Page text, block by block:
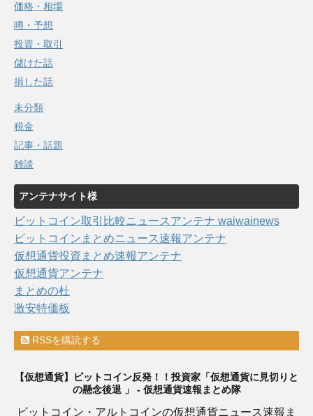
価格・相場
噂・予想
投資・取引
儲けた話
損した話
未分類
税金
記事・話題
雑談
アンテナサイト様
ビットコイン取引比較ニュースアンテナ waiwainews
ビットコインまとめニュース速報アンテナ
仮想通貨投資まとめ速報アンテナ
仮想通貨アンテナ
まとめの杜
激安特価板
RSSを購読する
【仮想通貨】ビットコイン反発！！投資家「仮想通貨に見切りと
の懸念後退 」 - 仮想通貨速報まとめ隊
ビットコイン・アルトコインの仮想通貨ニュース速報ま